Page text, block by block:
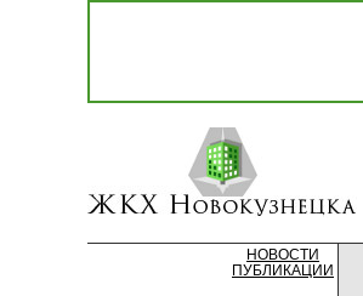
НОВОСТИ
ПУБЛИКАЦИИ